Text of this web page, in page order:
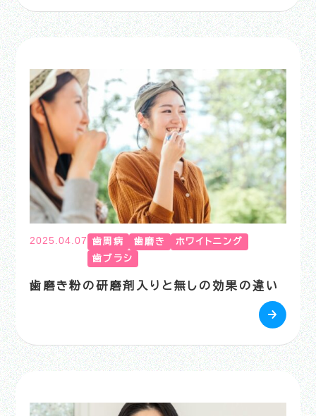
2025.04.07 歯周病 歯磨き
ホワイトニング
歯ブラシ
歯磨き粉の研磨剤入りと無しの効果の違い